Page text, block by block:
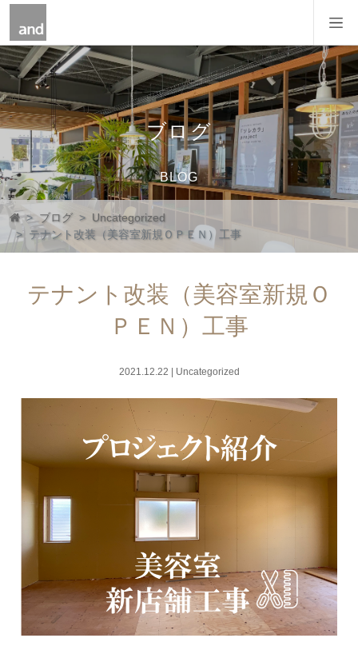
コンテンツへスキップ
メインナビゲーション
ブログ
BLOG
ブログ
Uncategorized
テナント改装（美容室新規ＯＰＥＮ）工事
テナント改装（美容室新規Ｏ
ＰＥＮ）工事
2021.12.22 Uncategorized